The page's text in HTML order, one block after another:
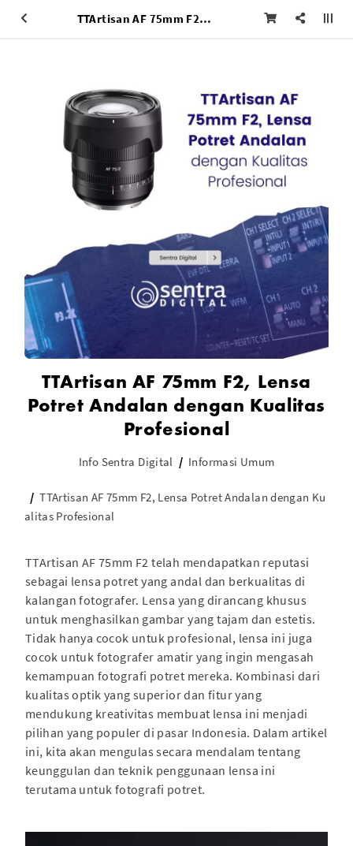
TTArtisan AF 75mm F2, Lensa Potret Andalan dengan Kualitas Profesional
TTArtisan AF 75mm F2, Lensa
Potret Andalan dengan Kualitas
Profesional
Info Sentra Digital Informasi Umum
TTArtisan AF 75mm F2, Lensa Potret Andalan dengan Ku
alitas Profesional
TTArtisan AF 75mm F2 telah mendapatkan reputasi
sebagai lensa potret yang andal dan berkualitas di
kalangan fotografer. Lensa yang dirancang khusus
untuk menghasilkan gambar yang tajam dan estetis.
Tidak hanya cocok untuk profesional, lensa ini juga
cocok untuk fotografer amatir yang ingin mengasah
kemampuan fotografi potret mereka. Kombinasi dari
kualitas optik yang superior dan fitur yang
mendukung kreativitas membuat lensa ini menjadi
pilihan yang populer di pasar Indonesia. Dalam artikel
ini, kita akan mengulas secara mendalam tentang
keunggulan dan teknik penggunaan lensa ini
terutama untuk fotografi potret.